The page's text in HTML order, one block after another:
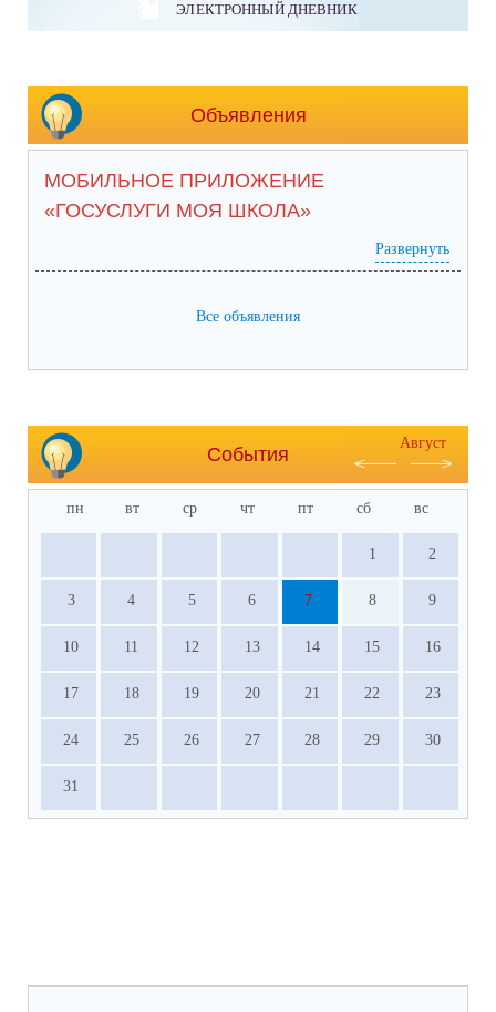
ЭЛЕКТРОННЫЙ ДНЕВНИК
Объявления
МОБИЛЬНОЕ ПРИЛОЖЕНИЕ
«ГОСУСЛУГИ МОЯ ШКОЛА»
Развернуть
Все объявления
События
Август
пн вт ср чт пт сб вс
1 2
3 4 5 6 7 8 9
10 11 12 13 14 15 16
17 18 19 20 21 22 23
24 25 26 27 28 29 30
31